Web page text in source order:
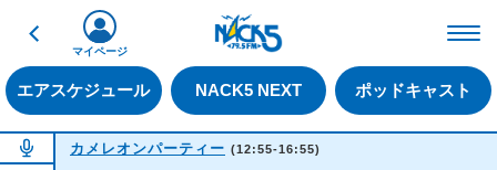
戻る
エアスケジュール NACK5 NEXT ポッドキャスト
マイページ
NOW ON AIR
カメレオンパーティー (12:55-16:55)